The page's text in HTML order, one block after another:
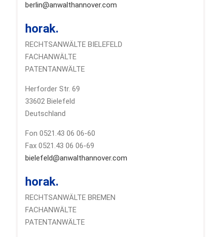
berlin@anwalthannover.com
horak.
RECHTSANWÄLTE BIELEFELD
FACHANWÄLTE
PATENTANWÄLTE
Herforder Str. 69
33602 Bielefeld
Deutschland
Fon 0521.43 06 06-60
Fax 0521.43 06 06-69
bielefeld@anwalthannover.com
horak.
RECHTSANWÄLTE BREMEN
FACHANWÄLTE
PATENTANWÄLTE